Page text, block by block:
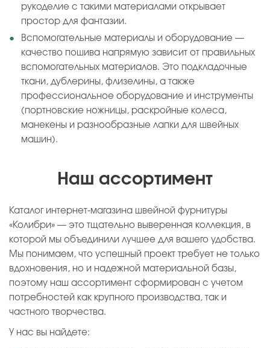
рукоделие с такими материалами открывает
простор для фантазии.
Вспомогательные материалы и оборудование —
качество пошива напрямую зависит от правильных
вспомогательных материалов. Это подкладочные
ткани, дублерины, флизелины, а также
профессиональное оборудование и инструменты
(портновские ножницы, раскройные колеса,
манекены и разнообразные лапки для швейных
машин).
Наш ассортимент
Каталог интернет-магазина швейной фурнитуры
«Колибри» — это тщательно выверенная коллекция, в
которой мы объединили лучшее для вашего удобства.
Мы понимаем, что успешный проект требует не только
вдохновения, но и надежной материальной базы,
поэтому наш ассортимент сформирован с учетом
потребностей как крупного производства, так и
частного творчества.
У нас вы найдете: